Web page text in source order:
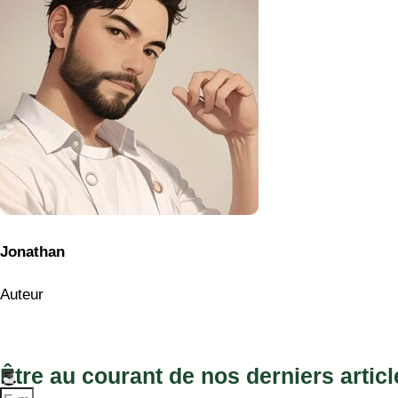
Jonathan
Auteur
Être au courant de nos derniers